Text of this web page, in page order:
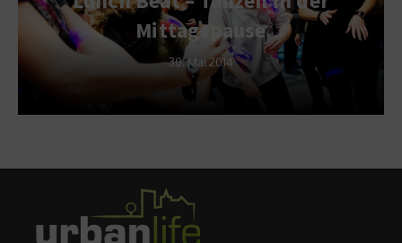
Mittagspause
30. Mai 2014